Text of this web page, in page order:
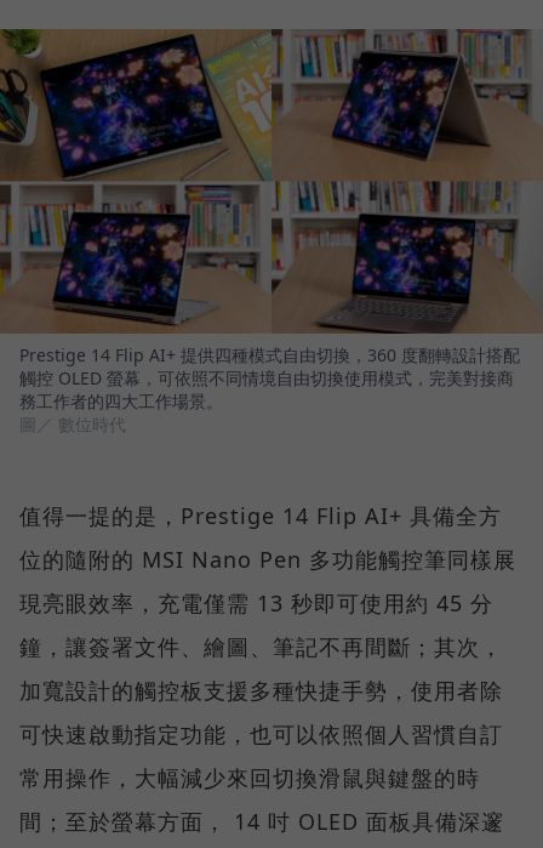
Prestige 14 Flip AI+ 提供四種模式自由切換，360 度翻轉設計搭配
觸控 OLED 螢幕，可依照不同情境自由切換使用模式，完美對接商
務工作者的四大工作場景。
圖／ 數位時代
值得一提的是，Prestige 14 Flip AI+ 具備全方
位的隨附的 MSI Nano Pen 多功能觸控筆同樣展
現亮眼效率，充電僅需 13 秒即可使用約 45 分
鐘，讓簽署文件、繪圖、筆記不再間斷；其次，
加寬設計的觸控板支援多種快捷手勢，使用者除
可快速啟動指定功能，也可以依照個人習慣自訂
常用操作，大幅減少來回切換滑鼠與鍵盤的時
間；至於螢幕方面， 14 吋 OLED 面板具備深邃